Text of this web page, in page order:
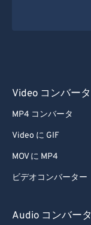
Video コンバータ
MP4 コンバータ
Video に GIF
MOV に MP4
ビデオコンバーター
Audio コンバータ